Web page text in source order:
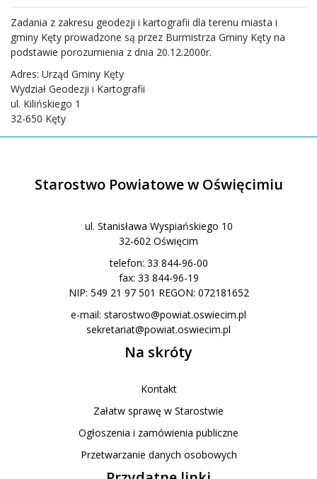
Zadania z zakresu geodezji i kartografii dla terenu miasta i
gminy Kęty prowadzone są przez Burmistrza Gminy Kęty na
podstawie porozumienia z dnia 20.12.2000r.
Adres: Urząd Gminy Kęty
Wydział Geodezji i Kartografii
ul. Kilińskiego 1
32-650 Kęty
Starostwo Powiatowe w Oświęcimiu
ul. Stanisława Wyspiańskiego 10
32-602 Oświęcim
telefon: 33 844-96-00
fax: 33 844-96-19
NIP: 549 21 97 501 REGON: 072181652
e-mail: starostwo@powiat.oswiecim.pl
sekretariat@powiat.oswiecim.pl
Na skróty
Kontakt
Załatw sprawę w Starostwie
Ogłoszenia i zamówienia publiczne
Przetwarzanie danych osobowych